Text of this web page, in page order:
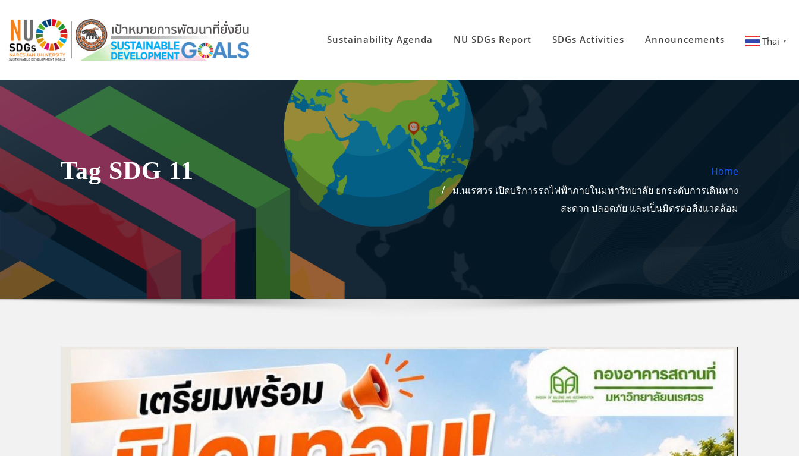
Sustainability Agenda NU SDGs Report SDGs Activities Announcements Thai ▼
Tag SDG 11
Home
ม.นเรศวร เปิดบริการรถไฟฟ้าภายในมหาวิทยาลัย ยกระดับการเดินทาง
สะดวก ปลอดภัย และเป็นมิตรต่อสิ่งแวดล้อม